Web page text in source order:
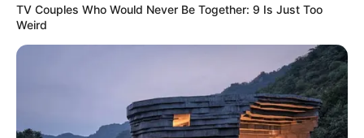
TV Couples Who Would Never Be Together: 9 Is Just Too
Weird